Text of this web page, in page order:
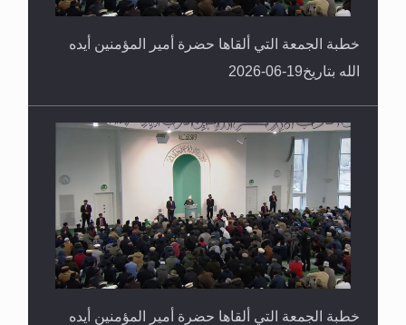
خطبة الجمعة التي ألقاها حضرة أمير المؤمنين أيده
الله بتاريخ19-06-2026
خطبة الجمعة التي ألقاها حضرة أمير المؤمنين أيده